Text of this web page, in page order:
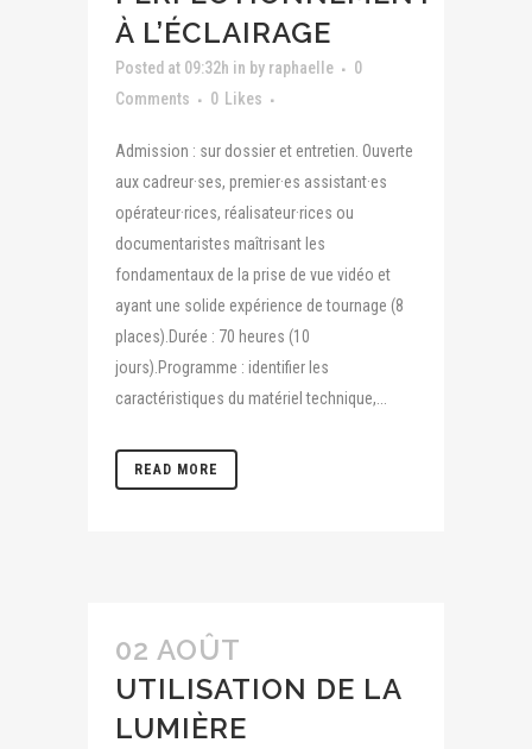
À L’ÉCLAIRAGE
Posted at 09:32h in by raphaelle
0
Comments
0 Likes
Admission : sur dossier et entretien. Ouverte
aux cadreur·ses, premier·es assistant·es
opérateur·rices, réalisateur·rices ou
documentaristes maîtrisant les
fondamentaux de la prise de vue vidéo et
ayant une solide expérience de tournage (8
places).Durée : 70 heures (10
jours).Programme : identifier les
caractéristiques du matériel technique,...
READ MORE
02 AOÛT
UTILISATION DE LA
LUMIÈRE